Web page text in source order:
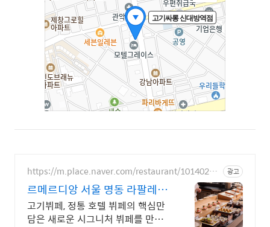
https://m.place.naver.com/restaurant/10140209 광고
르메르디앙 서울 명동 라팔레트
파리
고기뷔페, 정통 호텔 뷔페의 핵심만
담은 새로운 시그니처 뷔페를 만나